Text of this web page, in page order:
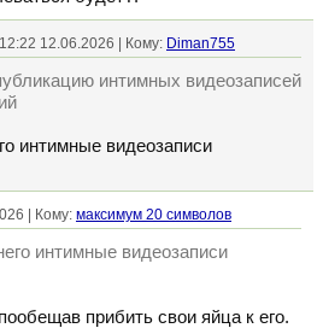
12:22 12.06.2026 | Кому: Diman755
интимных видеозаписей
интимные видеозаписи
| Кому: максимум 20 символов
интимные видеозаписи
прибить свои яйца к его.